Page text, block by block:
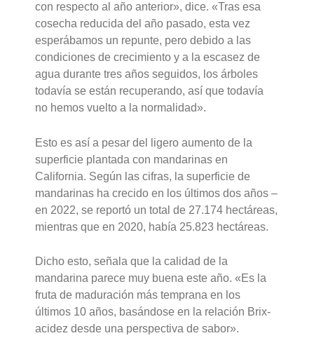
con respecto al año anterior», dice. «Tras esa
cosecha reducida del año pasado, esta vez
esperábamos un repunte, pero debido a las
condiciones de crecimiento y a la escasez de
agua durante tres años seguidos, los árboles
todavía se están recuperando, así que todavía
no hemos vuelto a la normalidad».
Esto es así a pesar del ligero aumento de la
superficie plantada con mandarinas en
California. Según las cifras, la superficie de
mandarinas ha crecido en los últimos dos años –
en 2022, se reportó un total de 27.174 hectáreas,
mientras que en 2020, había 25.823 hectáreas.
Dicho esto, señala que la calidad de la
mandarina parece muy buena este año. «Es la
fruta de maduración más temprana en los
últimos 10 años, basándose en la relación Brix-
acidez desde una perspectiva de sabor».